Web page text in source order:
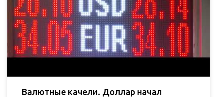
Валютные качели. Доллар начал